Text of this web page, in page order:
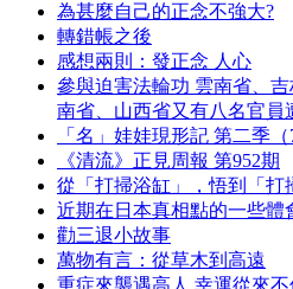
為甚麼自己的正念不強大?
轉錯帳之後
感想兩則：發正念 人心
參與迫害法輪功 雲南省、
南省、山西省又有八名官員
「名」娃娃現形記 第二季（
《清流》正見周報 第952期
從「打掃浴缸」，悟到「打
近期在日本真相點的一些體
勸三退小故事
萬物有言：從草木到高遠